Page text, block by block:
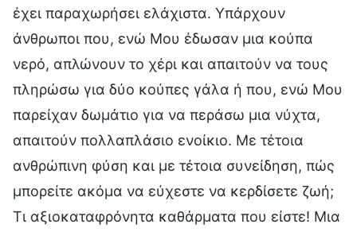
έχει παραχωρήσει ελάχιστα. Υπάρχουν
άνθρωποι που, ενώ Μου έδωσαν μια κούπα
νερό, απλώνουν το χέρι και απαιτούν να τους
πληρώσω για δύο κούπες γάλα ή που, ενώ Μου
παρείχαν δωμάτιο για να περάσω μια νύχτα,
απαιτούν πολλαπλάσιο ενοίκιο. Με τέτοια
ανθρώπινη φύση και με τέτοια συνείδηση, πώς
μπορείτε ακόμα να εύχεστε να κερδίσετε ζωή;
Τι αξιοκαταφρόνητα καθάρματα που είστε! Μια